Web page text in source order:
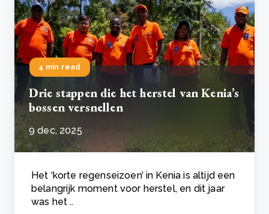
4 min read
Drie stappen die het herstel van Kenia’s
bossen versnellen
9 dec, 2025
Het ‘korte regenseizoen’ in Kenia is altijd een
belangrijk moment voor herstel, en dit jaar
was het ..